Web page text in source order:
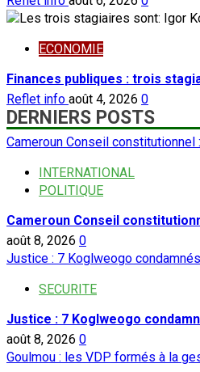
ECONOMIE
Finances publiques : trois
Reflet info août 4, 2026 0
DERNIERS POSTS
Cameroun Conseil constitutionnel
INTERNATIONAL
POLITIQUE
Cameroun Conseil
août 8, 2026 0
Justice : 7 Koglweogo
SECURITE
Justice : 7 Koglweogo
août 8, 2026 0
Goulmou : les VDP formés à la